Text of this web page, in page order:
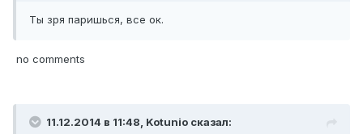
Ты зря паришься, все ок.
no comments
11.12.2014 в 11:48, Kotunio сказал: